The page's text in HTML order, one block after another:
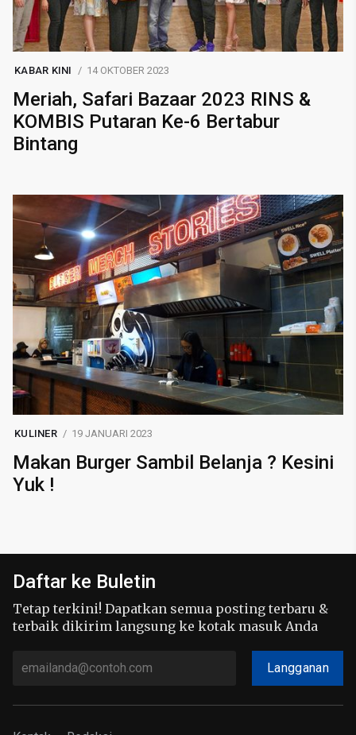
KABAR KINI 14 OKTOBER 2023
Meriah, Safari Bazaar 2023 RINS &
KOMBIS Putaran Ke-6 Bertabur
Bintang
KULINER 19 JANUARI 2023
Makan Burger Sambil Belanja ? Kesini
Yuk !
Daftar ke Buletin
Tetap terkini! Dapatkan semua posting terbaru &
terbaik dikirim langsung ke kotak masuk Anda
Langganan